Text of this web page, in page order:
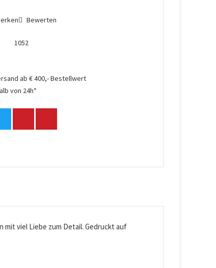
Bewerten
1052
ab € 400,- Bestellwert
von 24h*
mit viel Liebe zum Detail. Gedruckt auf